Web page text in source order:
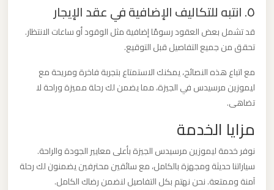
٥. انتبه للتكاليف الإضافية في عقد الإيجار
قد تشمل بعض العقود رسومًا إضافية مثل الوقود أو ساعات الانتظار.
تحقق من جميع التفاصيل قبل التوقيع.
مع اتباع هذه النصائح، يمكنك الاستمتاع بتجربة فاخرة ومريحة مع
ليموزين مرسيدس في الجيزة، مما يضمن لك رحلة مميزة وراحة لا
تضاهى.
مزايا الخدمة
نوفر خدمة ليموزين مرسيدس الجيزة بأعلى معايير الجودة والراحة.
سياراتنا حديثة ومجهزة بالكامل، مع سائقين محترفين يضمنون لك رحلة
آمنة وممتعة. نحن نهتم بكل التفاصيل لنضمن رضاك الكامل.
مطار
العرب
القاهرة
مطار
العرب